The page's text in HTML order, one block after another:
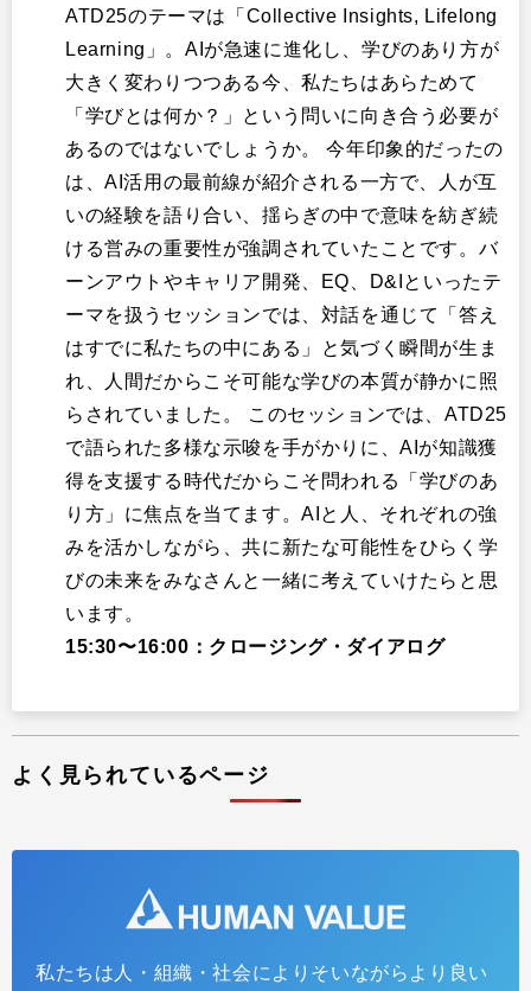
ATD25のテーマは「Collective Insights, Lifelong
Learning」。AIが急速に進化し、学びのあり方が
大きく変わりつつある今、私たちはあらためて
「学びとは何か？」という問いに向き合う必要が
あるのではないでしょうか。 今年印象的だったの
は、AI活用の最前線が紹介される一方で、人が互
いの経験を語り合い、揺らぎの中で意味を紡ぎ続
ける営みの重要性が強調されていたことです。バ
ーンアウトやキャリア開発、EQ、D&Iといったテ
ーマを扱うセッションでは、対話を通じて「答え
はすでに私たちの中にある」と気づく瞬間が生ま
れ、人間だからこそ可能な学びの本質が静かに照
らされていました。 このセッションでは、ATD25
で語られた多様な示唆を手がかりに、AIが知識獲
得を支援する時代だからこそ問われる「学びのあ
り方」に焦点を当てます。AIと人、それぞれの強
みを活かしながら、共に新たな可能性をひらく学
びの未来をみなさんと一緒に考えていけたらと思
います。
15:30〜16:00：クロージング・ダイアログ
よく見られているページ
私たちは人・組織・社会によりそいながらより良い